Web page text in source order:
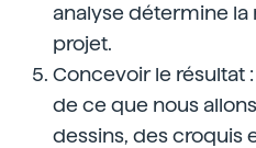
analyse détermine la
projet.
Concevoir le résultat
de ce que nous
dessins, des croquis